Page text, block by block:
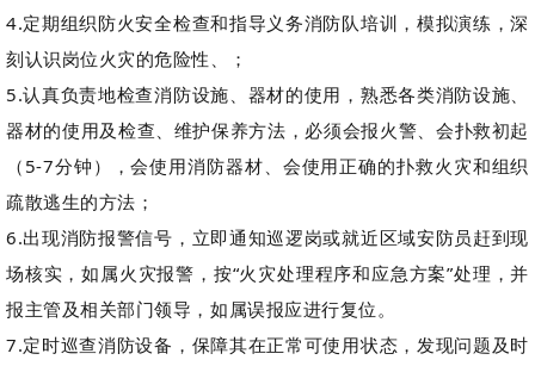
4.定期组织防火安全检查和指导义务消防队培训，模拟演练，深
刻认识岗位火灾的危险性、；
5.认真负责地检查消防设施、器材的使用，熟悉各类消防设施、
器材的使用及检查、维护保养方法，必须会报火警、会扑救初起
（5-7分钟），会使用消防器材、会使用正确的扑救火灾和组织
疏散逃生的方法；
6.出现消防报警信号，立即通知巡逻岗或就近区域安防员赶到现
场核实，如属火灾报警，按“火灾处理程序和应急方案”处理，并
报主管及相关部门领导，如属误报应进行复位。
7.定时巡查消防设备，保障其在正常可使用状态，发现问题及时